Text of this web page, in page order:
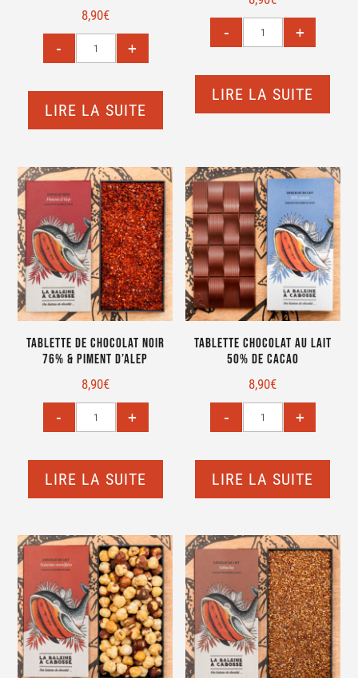
8,90€
LIRE LA SUITE
LIRE LA SUITE
Tablette de chocolat noir
76% & piment d’Alep
8,90€
LIRE LA SUITE
Tablette Chocolat au lait
50% de cacao
8,90€
LIRE LA SUITE